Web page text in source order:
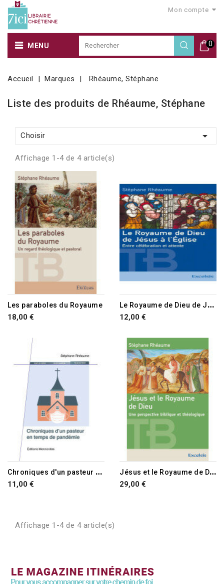
Mon compte
0
MENU
Accueil Marques Rhéaume, Stéphane
Liste des produits de Rhéaume, Stéphane
Choisir 
Affichage 1-4 de 4 article(s)
Les paraboles du Royaume
18,00 €
L
e Royaume de Dieu de Jésus à l'Église
12,00 €
C
hroniques d'un pasteur en temps de pandémie
11,00 €
J
ésus et le Royaume de Dieu
29,00 €
Affichage 1-4 de 4 article(s)